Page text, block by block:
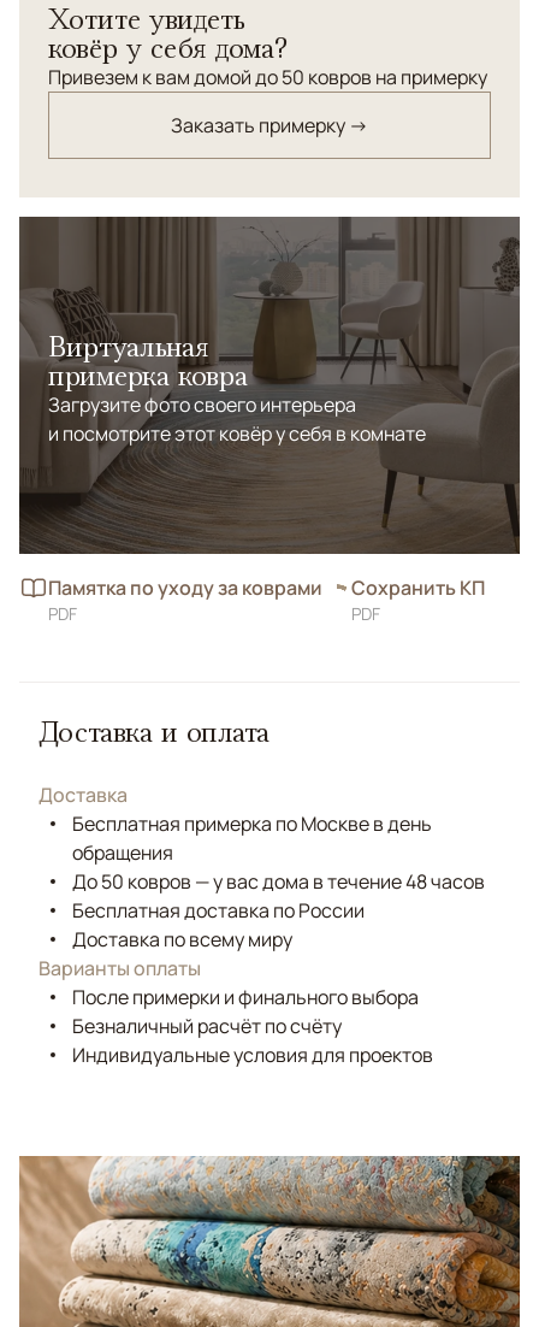
Хотите увидеть
ковёр у себя дома?
Привезем к вам домой до 50 ковров на примерку
Заказать примерку →
Виртуальная
примерка ковра
Загрузите фото своего интерьера
и посмотрите этот ковёр у себя в комнате
Памятка по уходу за коврами
PDF
Сохранить КП
PDF
Доставка и оплата
Доставка
Бесплатная примерка по Москве в день
обращения
До 50 ковров — у вас дома в течение 48 часов
Бесплатная доставка по России
Доставка по всему миру
Варианты оплаты
После примерки и финального выбора
Безналичный расчёт по счёту
Индивидуальные условия для проектов